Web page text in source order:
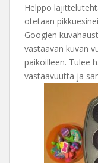
Helppo
otetaan
Googlen
vastaavan kuvan
paikoilleen. Tulee
vastaavuutta ja